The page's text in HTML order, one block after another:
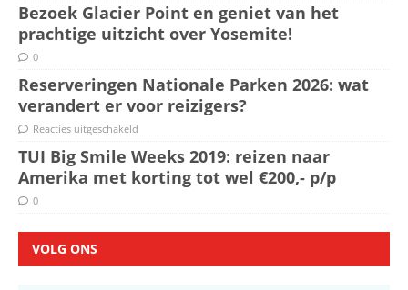
Bezoek Glacier Point en geniet van het
prachtige uitzicht over Yosemite!
0
Reserveringen Nationale Parken 2026: wat
verandert er voor reizigers?
Reacties uitgeschakeld
TUI Big Smile Weeks 2019: reizen naar
Amerika met korting tot wel €200,- p/p
0
VOLG ONS